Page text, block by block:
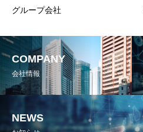
グループ会社
COMPANY
会社情報
NEWS